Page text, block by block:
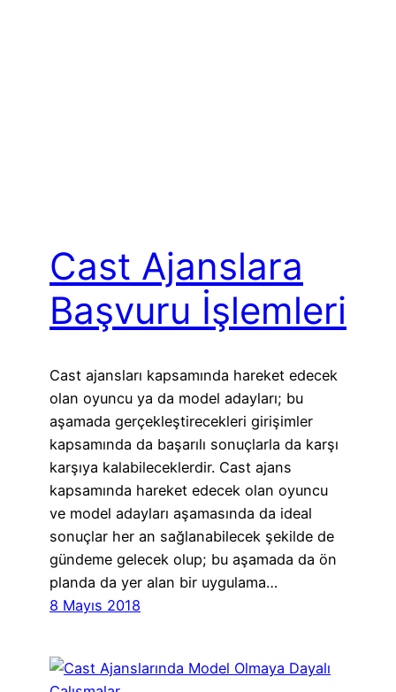
Cast Ajanslara
Başvuru İşlemleri
Cast ajansları kapsamında hareket edecek
olan oyuncu ya da model adayları; bu
aşamada gerçekleştirecekleri girişimler
kapsamında da başarılı sonuçlarla da karşı
karşıya kalabileceklerdir. Cast ajans
kapsamında hareket edecek olan oyuncu
ve model adayları aşamasında da ideal
sonuçlar her an sağlanabilecek şekilde de
gündeme gelecek olup; bu aşamada da ön
planda da yer alan bir uygulama…
8 Mayıs 2018